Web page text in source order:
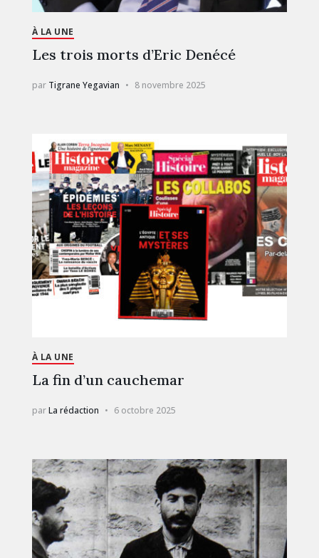
À LA UNE
Les trois morts d’Eric Denécé
par Tigrane Yegavian 8 novembre 2025
À LA UNE
La fin d’un cauchemar
parLa rédaction 6 octobre 2025